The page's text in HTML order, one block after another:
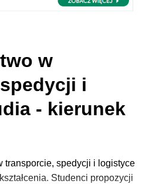
w
i
- kierunek
transporcie, spedycji i logistyce
Studenci propozycji